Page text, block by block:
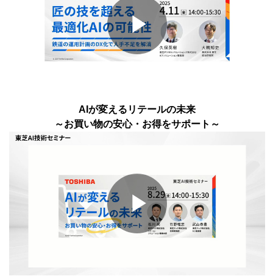
Play
Video
AIが変えるリテールの未来
～お買い物の安心・お得をサポート～
Play